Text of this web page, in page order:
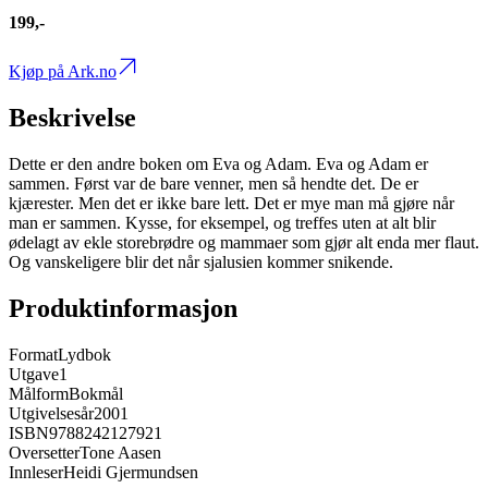
199,-
Kjøp på Ark.no
Beskrivelse
Dette er den andre boken om Eva og Adam. Eva og Adam er
sammen. Først var de bare venner, men så hendte det. De er
kjærester. Men det er ikke bare lett. Det er mye man må gjøre når
man er sammen. Kysse, for eksempel, og treffes uten at alt blir
ødelagt av ekle storebrødre og mammaer som gjør alt enda mer flaut.
Og vanskeligere blir det når sjalusien kommer snikende.
Produktinformasjon
FormatLydbok
Utgave1
MålformBokmål
Utgivelsesår2001
ISBN9788242127921
OversetterTone Aasen
InnleserHeidi Gjermundsen